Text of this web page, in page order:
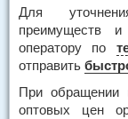
Для
преимуществ
оператору по
отправить
При обращении
оптовых цен